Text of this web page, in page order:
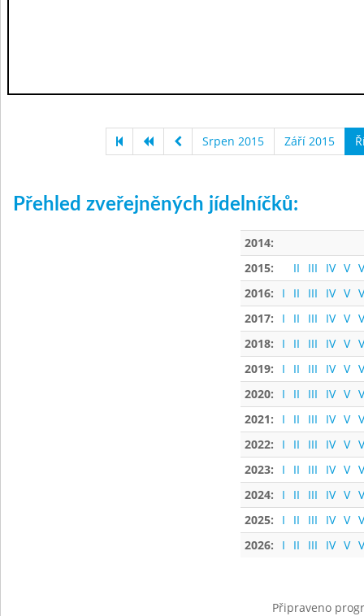
Srpen 2015 Září 2015
Přehled zveřejněných jídelníčků:
2014:
2015:
II III IV V
2016:
I II III IV V
2017:
I II III IV V
2018:
I II III IV V
2019:
I II III IV V
2020:
I II III IV V
2021:
I II III IV V
2022:
I II III IV V
2023:
I II III IV V
2024:
I II III IV V
2025:
I II III IV V
2026:
I II III IV V
Připraveno